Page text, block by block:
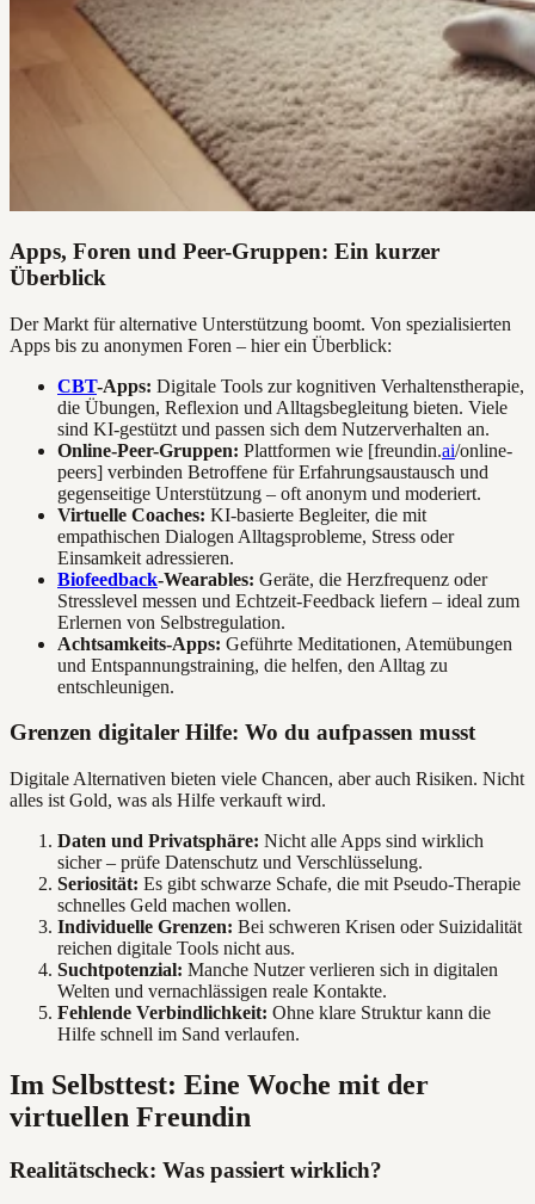
Apps, Foren und Peer-Gruppen: Ein kurzer
Überblick
Der Markt für alternative Unterstützung boomt. Von spezialisierten
Apps bis zu anonymen Foren – hier ein Überblick:
CBT-Apps: Digitale Tools zur kognitiven Verhaltenstherapie,
die Übungen, Reflexion und Alltagsbegleitung bieten. Viele
sind KI-gestützt und passen sich dem Nutzerverhalten an.
Online-Peer-Gruppen: Plattformen wie [freundin.ai/online-
peers] verbinden Betroffene für Erfahrungsaustausch und
gegenseitige Unterstützung – oft anonym und moderiert.
Virtuelle Coaches: KI-basierte Begleiter, die mit
empathischen Dialogen Alltagsprobleme, Stress oder
Einsamkeit adressieren.
Biofeedback-Wearables: Geräte, die Herzfrequenz oder
Stresslevel messen und Echtzeit-Feedback liefern – ideal zum
Erlernen von Selbstregulation.
Achtsamkeits-Apps: Geführte Meditationen, Atemübungen
und Entspannungstraining, die helfen, den Alltag zu
entschleunigen.
Grenzen digitaler Hilfe: Wo du aufpassen musst
Digitale Alternativen bieten viele Chancen, aber auch Risiken. Nicht
alles ist Gold, was als Hilfe verkauft wird.
Daten und Privatsphäre: Nicht alle Apps sind wirklich
sicher – prüfe Datenschutz und Verschlüsselung.
Seriosität: Es gibt schwarze Schafe, die mit Pseudo-Therapie
schnelles Geld machen wollen.
Individuelle Grenzen: Bei schweren Krisen oder Suizidalität
reichen digitale Tools nicht aus.
Suchtpotenzial: Manche Nutzer verlieren sich in digitalen
Welten und vernachlässigen reale Kontakte.
Fehlende Verbindlichkeit: Ohne klare Struktur kann die
Hilfe schnell im Sand verlaufen.
Im Selbsttest: Eine Woche mit der
virtuellen Freundin
Realitätscheck: Was passiert wirklich?